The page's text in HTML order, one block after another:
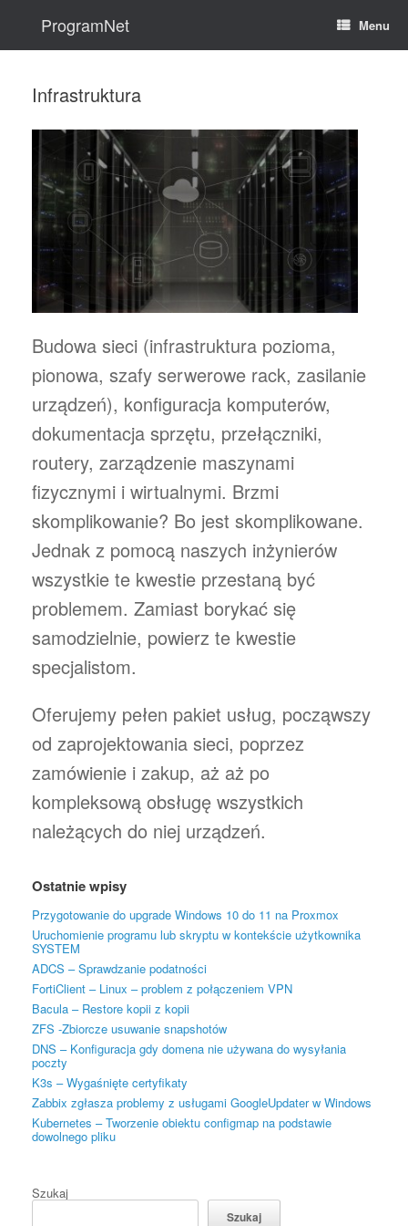
ProgramNet Menu
Infrastruktura
Budowa sieci (infrastruktura pozioma,
pionowa, szafy serwerowe rack, zasilanie
urządzeń), konfiguracja komputerów,
dokumentacja sprzętu, przełączniki,
routery, zarządzenie maszynami
fizycznymi i wirtualnymi. Brzmi
skomplikowanie? Bo jest skomplikowane.
Jednak z pomocą naszych inżynierów
wszystkie te kwestie przestaną być
problemem. Zamiast borykać się
samodzielnie, powierz te kwestie
specjalistom.
Oferujemy pełen pakiet usług, począwszy
od zaprojektowania sieci, poprzez
zamówienie i zakup, aż aż po
kompleksową obsługę wszystkich
należących do niej urządzeń.
Ostatnie wpisy
Przygotowanie do upgrade Windows 10 do 11 na Proxmox
Uruchomienie programu lub skryptu w kontekście użytkownika
SYSTEM
ADCS – Sprawdzanie podatności
FortiClient – Linux – problem z połączeniem VPN
Bacula – Restore kopii z kopii
ZFS -Zbiorcze usuwanie snapshotów
DNS – Konfiguracja gdy domena nie używana do wysyłania
poczty
K3s – Wygaśnięte certyfikaty
Zabbix zgłasza problemy z usługami GoogleUpdater w Windows
Kubernetes – Tworzenie obiektu configmap na podstawie
dowolnego pliku
Szukaj
Szukaj